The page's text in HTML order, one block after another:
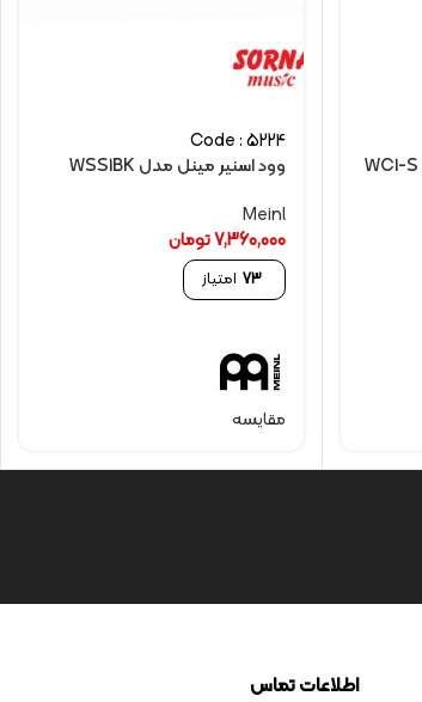
Code : 5224
وود اسنیر مینل مدل WSS1BK
Meinl
7,360,000تومان
73 امتیاز
مقایسه
اطلاعات تماس